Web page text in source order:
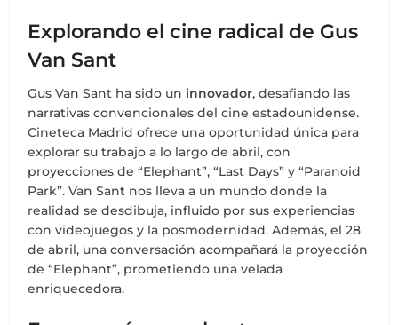
Explorando el cine radical de Gus
Van Sant
Gus Van Sant ha sido un innovador, desafiando las
narrativas convencionales del cine estadounidense.
Cineteca Madrid ofrece una oportunidad única para
explorar su trabajo a lo largo de abril, con
proyecciones de “Elephant”, “Last Days” y “Paranoid
Park”. Van Sant nos lleva a un mundo donde la
realidad se desdibuja, influido por sus experiencias
con videojuegos y la posmodernidad. Además, el 28
de abril, una conversación acompañará la proyección
de “Elephant”, prometiendo una velada
enriquecedora.